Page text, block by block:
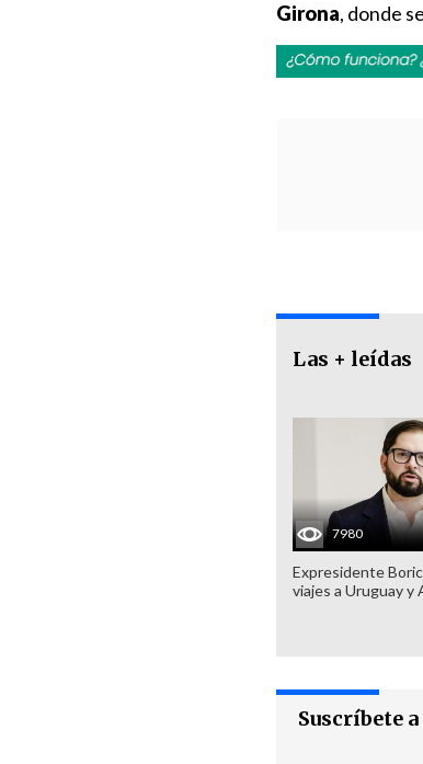
Girona, donde
Las + leídas
7980
Expresidente
viajes a Uruguay y
Suscríbete